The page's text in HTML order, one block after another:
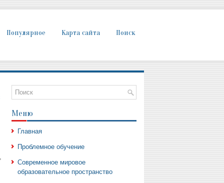
Популярное Карта сайта Поиск
Меню
Главная
Проблемное обучение
Современное мировое
образовательное пространство